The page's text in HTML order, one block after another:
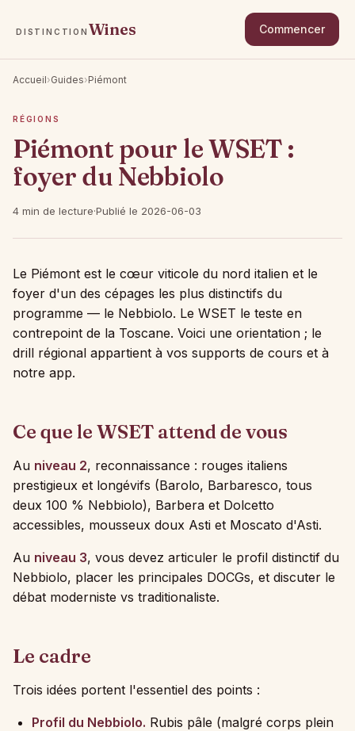
DISTINCTION Wines Commencer
Accueil›Guides›Piémont
RÉGIONS
Piémont pour le WSET :
foyer du Nebbiolo
4 min de lecture·Publié le 2026-06-03
Le Piémont est le cœur viticole du nord italien et le
foyer d'un des cépages les plus distinctifs du
programme — le Nebbiolo. Le WSET le teste en
contrepoint de la Toscane. Voici une orientation ; le
drill régional appartient à vos supports de cours et à
notre app.
Ce que le WSET attend de vous
Au niveau 2, reconnaissance : rouges italiens
prestigieux et longévifs (Barolo, Barbaresco, tous
deux 100 % Nebbiolo), Barbera et Dolcetto
accessibles, mousseux doux Asti et Moscato d'Asti.
Au niveau 3, vous devez articuler le profil distinctif du
Nebbiolo, placer les principales DOCGs, et discuter le
débat moderniste vs traditionaliste.
Le cadre
Trois idées portent l'essentiel des points :
Profil du Nebbiolo. Rubis pâle (malgré corps plein